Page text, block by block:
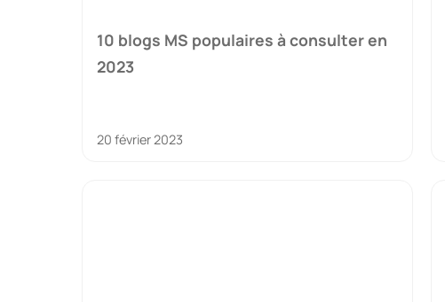
10 blogs MS populaires à consulter en
2023
20 février 2023